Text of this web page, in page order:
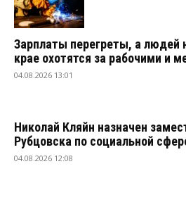
Зарплаты перегреты, а людей
крае охотятся за рабочими и
04.08.2026 13:01
Николай Кляйн назначен
Рубцовска по социальной
04.08.2026 12:08